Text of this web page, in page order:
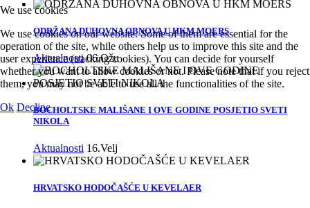
ODRŽANA DUHOVNA OBNOVA U HKM MOERS
Aktualnosti 06.Ožu
BOCHOLTSKE MALIŠANE I OVE GODINE POSJETIO SVETI
NIKOLA
Aktualnosti 16.Velj
HRVATSKO HODOČAŠĆE U KEVELAER
We use cookies
We use cookies on our website. Some of them are essential for the
operation of the site, while others help us to improve this site and the
user experience (tracking cookies). You can decide for yourself
whether you want to allow cookies or not. Please note that if you reject
them, you may not be able to use all the functionalities of the site.
Ok Decline